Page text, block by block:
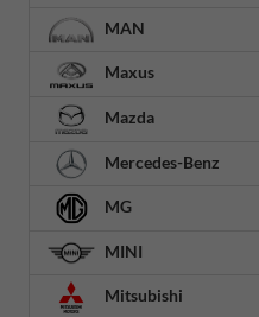
MAN
Maxus
Mazda
Mercedes-Benz
MG
MINI
Mitsubishi